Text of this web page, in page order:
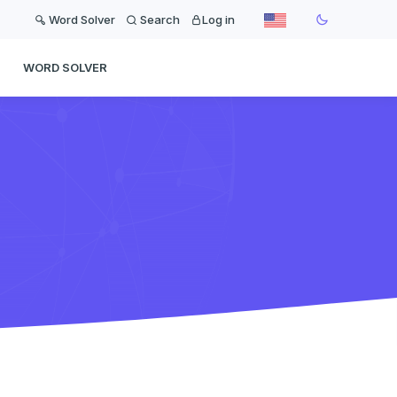
Word Solver Search Log in
WORD SOLVER